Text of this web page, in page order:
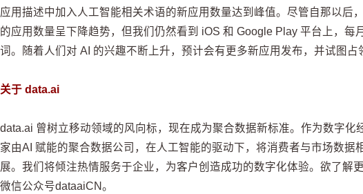
应用描述中加入人工智能相关术语的新应用数量达到峰值。尽管自那以后，
的应用数量呈下降趋势，但我们仍然看到 iOS 和 Google Play 平台上，每
词。随着人们对 AI 的兴趣不断上升，预计会有更多新应用发布，并试图占
关于 data.ai
data.ai 曾树立移动领域的风向标，现在成为聚合数据新标准。作为数字化
家由AI 赋能的聚合数据公司，在人工智能的驱动下，将消费者与市场数据
展。我们将倾注热情服务于企业，为客户创造成功的数字化体验。欲了解
微信公众号dataaiCN。